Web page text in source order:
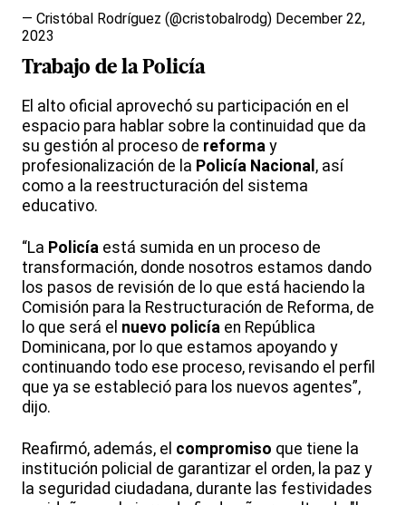
— Cristóbal Rodríguez (@cristobalrodg) December 22,
2023
Trabajo de la Policía
El alto oficial aprovechó su participación en el
espacio para hablar sobre la continuidad que da
su gestión al proceso de reforma y
profesionalización de la Policía Nacional , así
como a la reestructuración del sistema
educativo.
“La Policía está sumida en un proceso de
transformación, donde nosotros estamos dando
los pasos de revisión de lo que está haciendo la
Comisión para la Restructuración de Reforma, de
lo que será el nuevo policía en República
Dominicana, por lo que estamos apoyando y
continuando todo ese proceso, revisando el perfil
que ya se estableció para los nuevos agentes”,
dijo.
Reafirmó, además, el compromiso que tiene la
institución policial de garantizar el orden, la paz y
la seguridad ciudadana, durante las festividades